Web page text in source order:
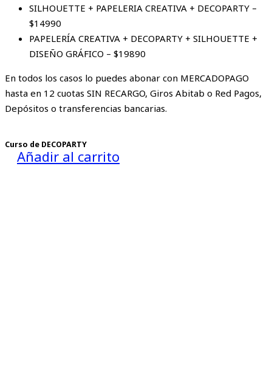
SILHOUETTE + PAPELERIA CREATIVA + DECOPARTY –
$14990
PAPELERÍA CREATIVA + DECOPARTY + SILHOUETTE +
DISEÑO GRÁFICO – $19890
En todos los casos lo puedes abonar con MERCADOPAGO
hasta en 12 cuotas SIN RECARGO, Giros Abitab o Red Pagos,
Depósitos o transferencias bancarias.
Curso de DECOPARTY
Añadir al carrito